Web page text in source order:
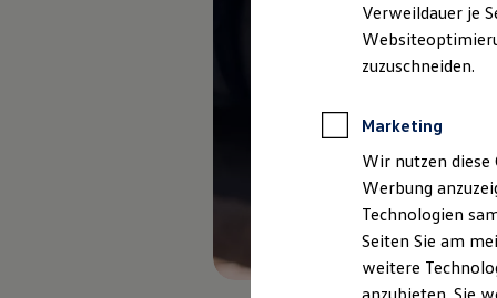
Restschuldversicherungen
Professional Class bei Volkswagen
Sonderfahrzeuge
Verweildauer je
zuzuschneiden.
Marketing
Wir nutzen diese
Werbung
Technologien
Seiten Sie am
weitere
anzubieten. Sie